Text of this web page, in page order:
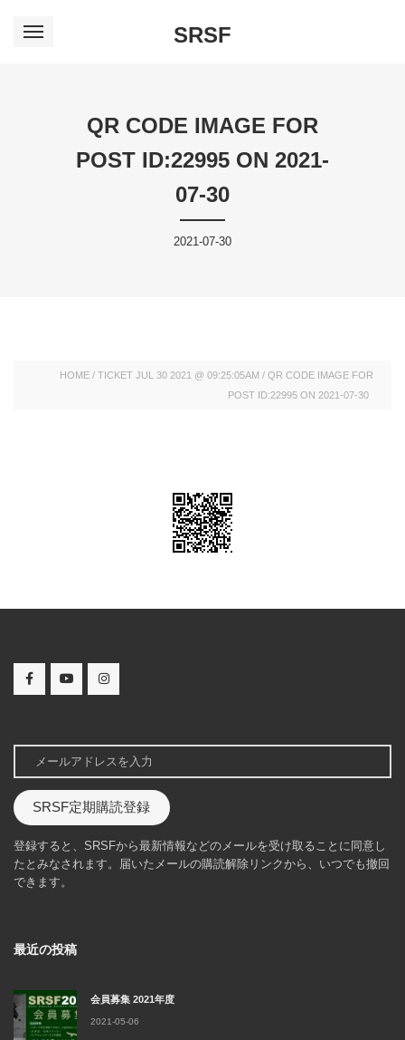
SRSF
QR CODE IMAGE FOR
POST ID:22995 ON 2021-
07-30
2021-07-30
HOME / TICKET JUL 30 2021 @ 09:25:05AM / QR CODE IMAGE FOR
POST ID:22995 ON 2021-07-30
SRSF定期購読登録
登録すると、SRSFから最新情報などのメールを受け取ることに同意し
たとみなされます。届いたメールの購読解除リンクから、いつでも撤回
できます。
最近の投稿
会員募集 2021年度
2021-05-06